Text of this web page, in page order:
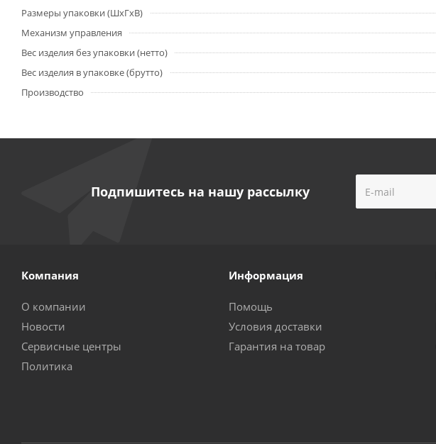
Размеры упаковки (ШхГхВ)
Механизм управления
Вес изделия без упаковки (нетто)
Вес изделия в упаковке (брутто)
Производство
Подпишитесь на нашу рассылку
Компания
О компании
Новости
Сервисные центры
Политика
Информация
Помощь
Условия доставки
Гарантия на товар